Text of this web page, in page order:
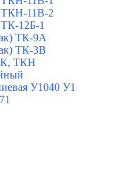
ТКН-11В-2
12Б-1
ТК-9А
ТК-3В
ТКН
У1040 У1